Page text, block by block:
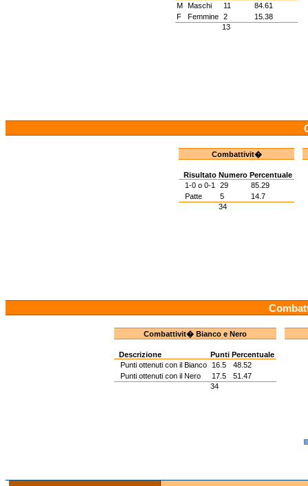
M Maschi 11
84.61
F
Femmine 2
15.38
13
Combattivit�
Risultato Numero Percentuale
1-0 o 0-1
29
85.29
Patte
5
14.7
34
Combattivit� Bianco e Nero
Descrizione Punti Percentuale
Punti ottenuti con il Bianco
16.5
48.52
Punti ottenuti con il Nero
17.5
51.47
34